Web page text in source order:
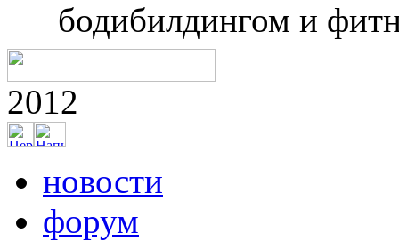
бодибилдингом и
2012
новости
форум